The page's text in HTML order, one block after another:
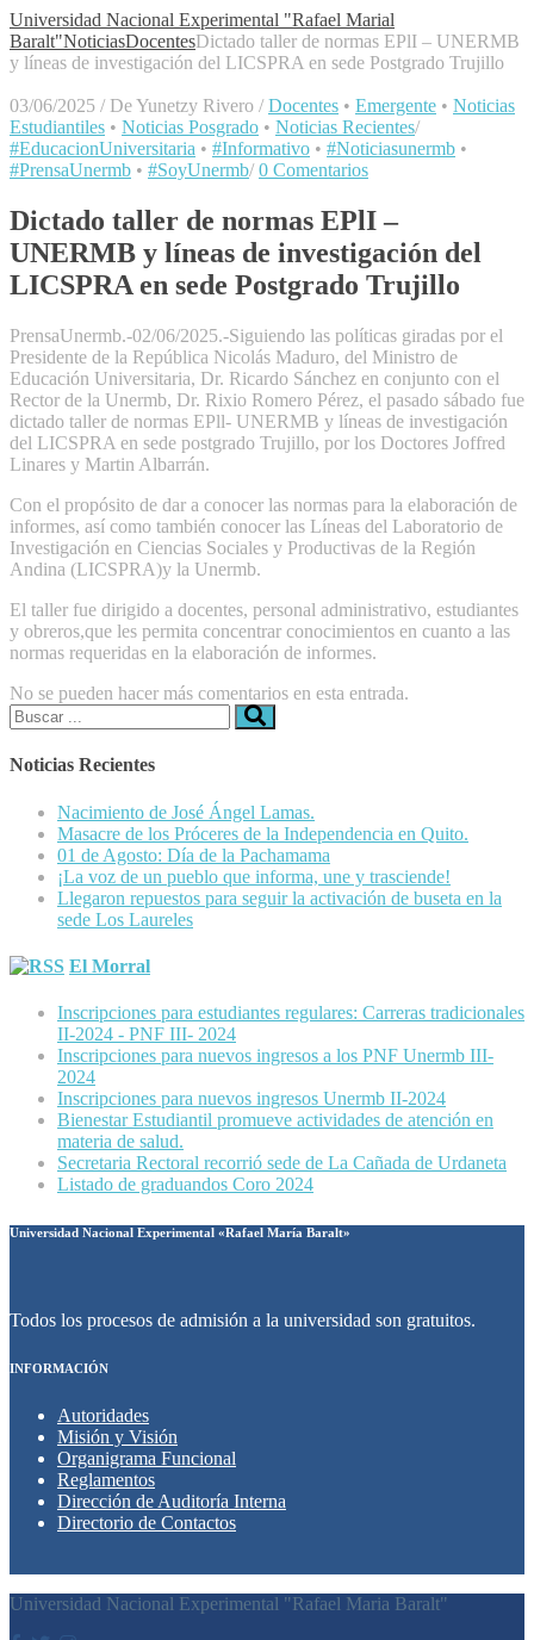
Universidad Nacional Experimental "Rafael Marial
Baralt"NoticiasDocentesDictado taller de normas EPlI – UNERMB
y líneas de investigación del LICSPRA en sede Postgrado Trujillo
03/06/2025 / De Yunetzy Rivero / Docentes • Emergente • Noticias
Estudiantiles • Noticias Posgrado • Noticias Recientes/
#EducacionUniversitaria • #Informativo • #Noticiasunermb •
#PrensaUnermb • #SoyUnermb/ 0 Comentarios
Dictado taller de normas EPlI –
UNERMB y líneas de investigación del
LICSPRA en sede Postgrado Trujillo
PrensaUnermb.-02/06/2025.-Siguiendo las políticas giradas por el
Presidente de la República Nicolás Maduro, del Ministro de
Educación Universitaria, Dr. Ricardo Sánchez en conjunto con el
Rector de la Unermb, Dr. Rixio Romero Pérez, el pasado sábado fue
dictado taller de normas EPll- UNERMB y líneas de investigación
del LICSPRA en sede postgrado Trujillo, por los Doctores Joffred
Linares y Martin Albarrán.
Con el propósito de dar a conocer las normas para la elaboración de
informes, así como también conocer las Líneas del Laboratorio de
Investigación en Ciencias Sociales y Productivas de la Región
Andina (LICSPRA)y la Unermb.
El taller fue dirigido a docentes, personal administrativo, estudiantes
y obreros,que les permita concentrar conocimientos en cuanto a las
normas requeridas en la elaboración de informes.
No se pueden hacer más comentarios en esta entrada.
Buscar:
Noticias Recientes
Nacimiento de José Ángel Lamas.
Masacre de los Próceres de la Independencia en Quito.
01 de Agosto: Día de la Pachamama
¡La voz de un pueblo que informa, une y trasciende!
Llegaron repuestos para seguir la activación de buseta en la
sede Los Laureles
El Morral
Inscripciones para estudiantes regulares: Carreras tradicionales
II-2024 - PNF III- 2024
Inscripciones para nuevos ingresos a los PNF Unermb III-
2024
Inscripciones para nuevos ingresos Unermb II-2024
Bienestar Estudiantil promueve actividades de atención en
materia de salud.
Secretaria Rectoral recorrió sede de La Cañada de Urdaneta
Listado de graduandos Coro 2024
Universidad Nacional Experimental «Rafael María Baralt»
Todos los procesos de admisión a la universidad son gratuitos.
INFORMACIÓN
Autoridades
Misión y Visión
Organigrama Funcional
Reglamentos
Dirección de Auditoría Interna
Directorio de Contactos
Universidad Nacional Experimental "Rafael Maria Baralt"